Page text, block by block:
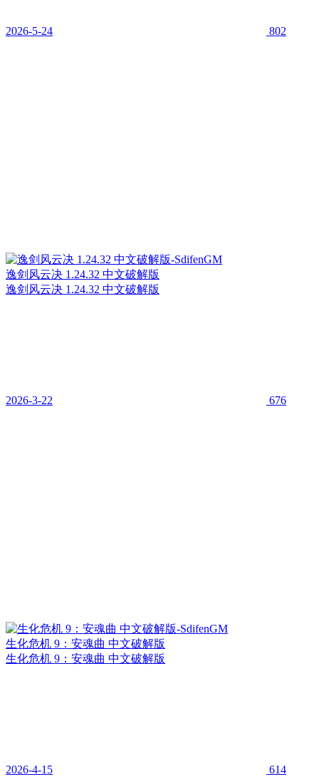
2026-5-24 802
逸剑风云决 1.24.32 中文破解版
逸剑风云决 1.24.32 中文破解版
2026-3-22 676
生化危机 9：安魂曲 中文破解版
生化危机 9：安魂曲 中文破解版
2026-4-15 614